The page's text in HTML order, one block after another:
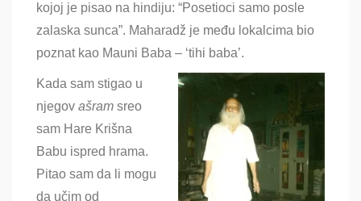
kojoj je pisao na hindiju: “Posetioci samo posle
zalaska sunca”. Maharadž je među lokalcima bio
poznat kao Mauni Baba – ‘tihi baba’.
Kada sam stigao u
njegov ašram sreo
sam Hare Krišna
Babu ispred hrama.
Pitao sam da li mogu
da učim od